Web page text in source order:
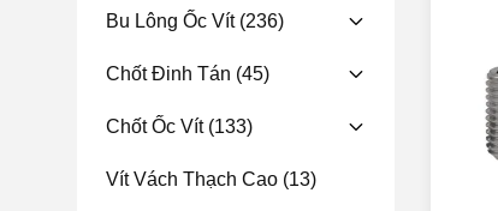
Bu Lông Ốc Vít(236)
Chốt Đinh Tán (45)
Chốt Ốc Vít(133)
Vít Vách Thạch Cao (13)